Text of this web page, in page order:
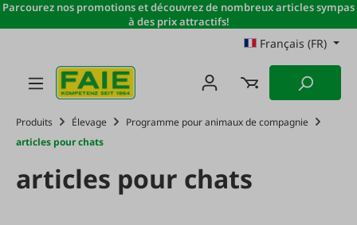
Passer au contenu principal
Parcourez nos promotions et découvrez de nombreux articles sympas
à des prix attractifs!
Français (FR)
Produits Élevage
Programme pour animaux de compagnie
articles pour chats
articles pour chats